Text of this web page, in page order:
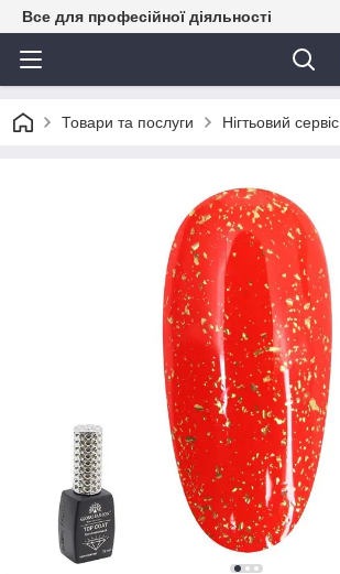
Все для професійної діяльності
Товари та послуги Нігтьовий сервіс